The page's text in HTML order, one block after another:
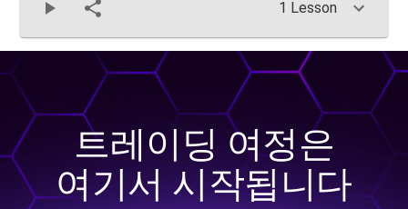
1 Lesson
트레이딩 여정은
여기서 시작됩니다